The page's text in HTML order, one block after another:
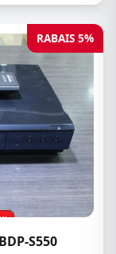
RABAIS 5%
S550